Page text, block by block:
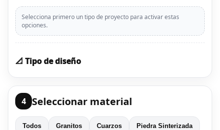
Selecciona primero un tipo de proyecto para activar estas
opciones.
📐 Tipo de diseño
4 Seleccionar material
Todos Granitos Cuarzos Piedra Sinterizada